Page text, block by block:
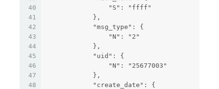
40
41
42
43
44
45
46
47
48
                "S": "ffff"
            },
            "msg_type": {
                "N": "2"
            },
            "uid": {
                "N": "25677003"
            },
            "create_date": {